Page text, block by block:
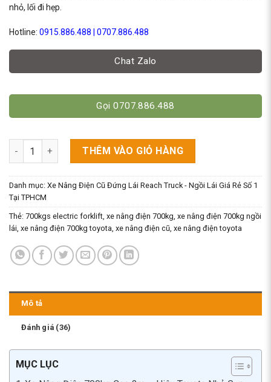
nhỏ, lối đi hẹp.
Hotline: 0915.886.488 | 0707.886.488
Chat Zalo
Gọi 0707.886.488
Xe Nâng Điện 700kg Cao 3M - Hiệu Toyota Nhỏ Gọn số lượng
THÊM VÀO GIỎ HÀNG
Danh mục: Xe Nâng Điện Cũ Đứng Lái Reach Truck - Ngồi Lái Giá Rẻ Số 1
Tại TPHCM
Thẻ: 700kgs electric forklift, xe nâng điện 700kg, xe nâng điện 700kg ngồi
lái, xe nâng điện 700kg toyota, xe nâng điện cũ, xe nâng điện toyota
Mô tả
Đánh giá (36)
MỤC LỤC